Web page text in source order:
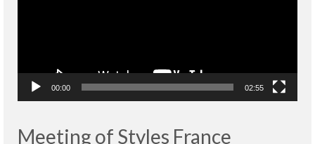
00:00 02:55
Meeting of Styles France